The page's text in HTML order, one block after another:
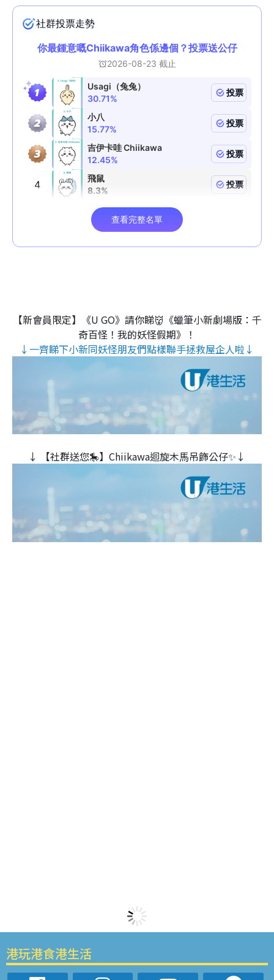
【新會員限定】《U GO》請你睇👹《蠟筆小新劇場版：千
奇百怪！我的妖怪假期》！
↓一齊睇下小新同妖怪朋友們點樣聯手拯救屋企人啦↓
↓ 【社群送您🎠】Chiikawa迴旋木⾺吊飾公仔✨↓
港玩港食港生活